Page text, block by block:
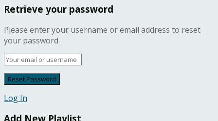
Retrieve your password
Please enter your username or email address to reset
your password.
Log In
Add New Playlist